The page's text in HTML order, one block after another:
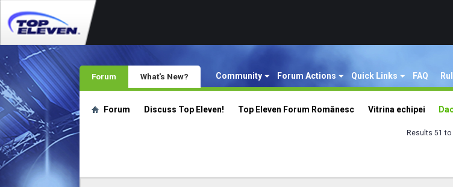
Forum Community Forum Actions Quick Links FAQ
What's New?
Forum Discuss Top Eleven! Top Eleven Forum Românesc Vitrina echipei
Results 51 to